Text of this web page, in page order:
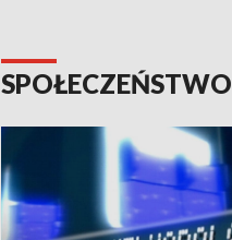
SPOŁECZEŃSTWO